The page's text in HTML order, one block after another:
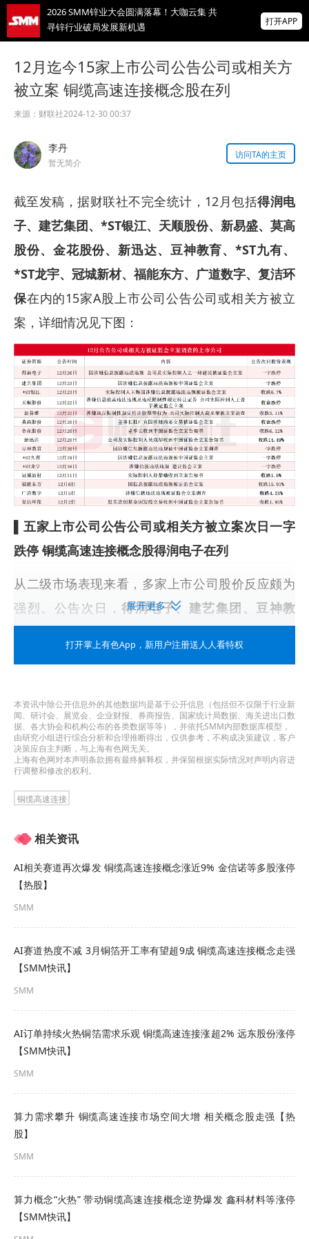
寻锌行业破局发展新机遇
美国拟投30亿美元扶持关键矿产
掌上有色
为有色行业打造的神器
非农爆冷打击加息预期 美元周线两连跌 金属
打开APP
12月迄今15家上市公司公告公司或相关方
被立案 铜缆高速连接概念股在列
来源： 财联社2024-12-30 00:37
李丹
暂无简介
访问TA的主页
截至发稿，据财联社不完全统计，12月包括得润电
子、建艺集团、*ST银江、天顺股份、新易盛、莫高
股份、金花股份、新迅达、豆神教育、*ST九有、
*ST龙宇、冠城新材、福能东方、广道数字、复洁环
保在内的15家A股上市公司公告公司或相关方被立
案，详细情况见下图：
▌五家上市公司公告公司或相关方被立案次日一字
跌停 铜缆高速连接概念股得润电子在列
从二级市场表现来看，多家上市公司股价反应颇为
强烈。公告次日， 得润电子、建艺集团、豆神教
主营电子连接器和精密组件的研发、生产及销售的
得润电子12月26日公告，公司及实际控制人之一邱
建民于2024年12月25日分别收到中国证监会下发的
证监会决定对公司及邱建民立案
公司控股股东深圳市得胜资产管理有限公司所持公
巴巴司法拍卖网络平台上进行二次司法拍卖。得润
电子曾于2023年12月30日披露，深圳证监局对公司
采取责令改正措施，指出公司2020年半年度至2022
年半年度定期报告披露的应收款项收回情况与实际
求的工作进行积极落实。二级市场方面，铜缆高速
连接概念股得润电子
3板，次日一字跌停，封单超80万手。
珠海香洲区国资办旗下的装饰综合服务商建艺集团
12月23日公告，公司收到中国证监会《立案告知
展开更多
打开掌上有色App ，新用户注册送人人看特权
本资讯中除公开信息外的其他数据均是基于公开信息（包括但不仅限于行业新
闻、研讨会、展览会、企业财报、券商报告、国家统计局数据、海关进出口数
据、各大协会和机构公布的各类数据等等），并依托SMM内部数据库模型，
由研究小组进行综合分析和合理推断得出，仅供参考，不构成决策建议，客户
决策应自主判断，与上海有色网无关。
上海有色网对本声明条款拥有最终解释权，并保留根据实际情况对声明内容进
行调整和修改的权利。
铜缆高速连接
相关资讯
AI相关赛道再次爆发 铜缆高速连接概念涨近9% 金信诺等多股涨停
【热股】
SMM
AI赛道热度不减 3月铜箔开工率有望超9成 铜缆高速连接概念走强
【SMM快讯】
SMM
AI订单持续火热铜箔需求乐观 铜缆高速连接涨超2% 远东股份涨停
【SMM快讯】
SMM
算力需求攀升 铜缆高速连接市场空间大增 相关概念股走强【热
股】
SMM
算力概念“火热” 带动铜缆高速连接概念逆势爆发 鑫科材料等涨停
【SMM快讯】